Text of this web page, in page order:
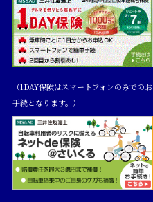
（1DAY保険はスマートフォンのみでのお
手続となります。）